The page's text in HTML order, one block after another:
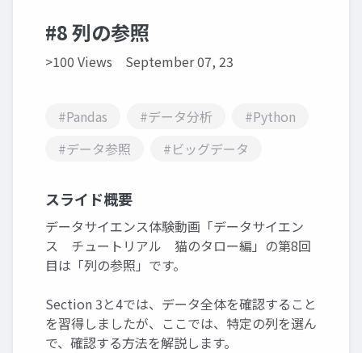
#8 列の参照
>100 Views September 07, 23
#Pandas #データ分析
#Python
#データ参照
#ビッグデータ
スライド概要
データサイエンス体験動画「データサイエン
ス チュートリアル 猫のタロー編」の第8回
目は「列の参照」です。
Section 3と4では、データ全体を確認すること
を習得しましたが、ここでは、特定の列を選ん
で、確認する方法を解説します。